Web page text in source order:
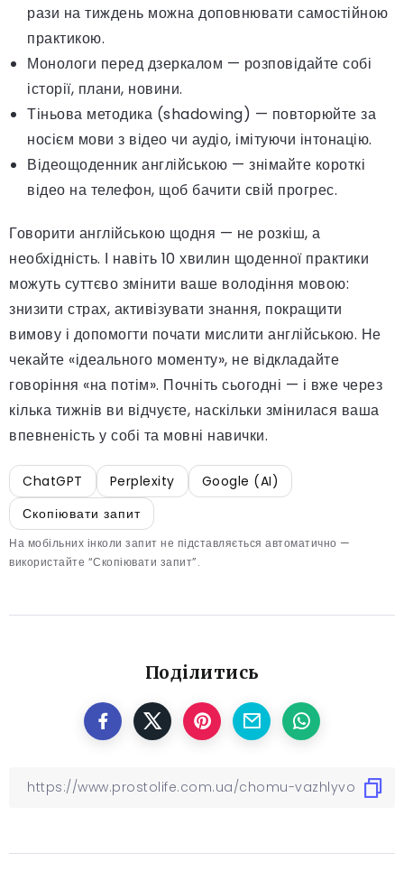
рази на тиждень можна доповнювати самостійною
практикою.
Монологи перед дзеркалом — розповідайте собі
історії, плани, новини.
Тіньова методика (shadowing) — повторюйте за
носієм мови з відео чи аудіо, імітуючи інтонацію.
Відеощоденник англійською — знімайте короткі
відео на телефон, щоб бачити свій прогрес.
Говорити англійською щодня — не розкіш, а
необхідність. І навіть 10 хвилин щоденної практики
можуть суттєво змінити ваше володіння мовою:
знизити страх, активізувати знання, покращити
вимову і допомогти почати мислити англійською. Не
чекайте «ідеального моменту», не відкладайте
говоріння «на потім». Почніть сьогодні — і вже через
кілька тижнів ви відчуєте, наскільки змінилася ваша
впевненість у собі та мовні навички.
ChatGPT Perplexity
Google (AI)
Скопіювати запит
На мобільних інколи запит не підставляється автоматично —
використайте “Скопіювати запит”.
Поділитись